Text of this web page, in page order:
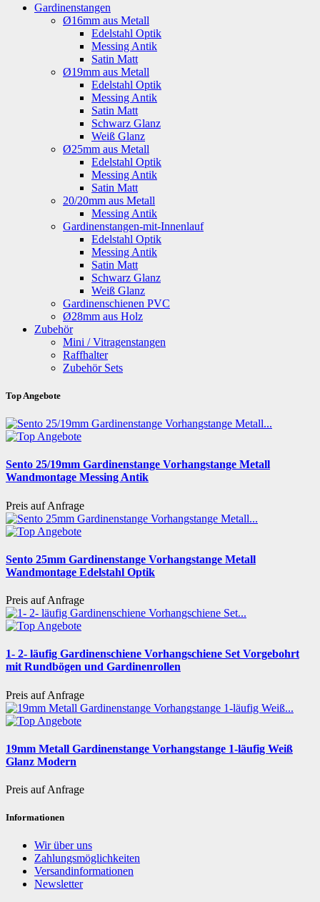
Gardinenstangen
Ø16mm aus Metall
Edelstahl Optik
Messing Antik
Satin Matt
Ø19mm aus Metall
Edelstahl Optik
Messing Antik
Satin Matt
Schwarz Glanz
Weiß Glanz
Ø25mm aus Metall
Edelstahl Optik
Messing Antik
Satin Matt
20/20mm aus Metall
Messing Antik
Gardinenstangen-mit-Innenlauf
Edelstahl Optik
Messing Antik
Satin Matt
Schwarz Glanz
Weiß Glanz
Gardinenschienen PVC
Ø28mm aus Holz
Zubehör
Mini / Vitragenstangen
Raffhalter
Zubehör Sets
Top Angebote
Sento 25/19mm Gardinenstange Vorhangstange Metall
Wandmontage Messing Antik
Preis auf Anfrage
Sento 25mm Gardinenstange Vorhangstange Metall
Wandmontage Edelstahl Optik
Preis auf Anfrage
1- 2- läufig Gardinenschiene Vorhangschiene Set Vorgebohrt
mit Rundbögen und Gardinenrollen
Preis auf Anfrage
19mm Metall Gardinenstange Vorhangstange 1-läufig Weiß
Glanz Modern
Preis auf Anfrage
Informationen
Wir über uns
Zahlungsmöglichkeiten
Versandinformationen
Newsletter